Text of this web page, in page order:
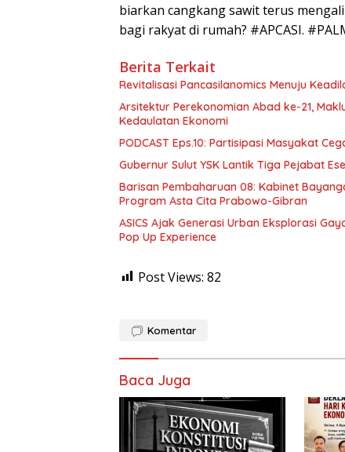
biarkan cangkang sawit terus
bagi rakyat di rumah? #APCASI.
Berita Terkait
Revitalisasi Pancasilanomics Menuju
Arsitektur Perekonomian Abad ke-21,
Kedaulatan Ekonomi
PODCAST Eps.10: Partisipasi Masyakat
Gubernur Sulut YSK Lantik
Barisan Pembaharuan 08: Kabinet
Program Asta Cita Prabowo-Gibran
ASICS Ajak Generasi Urban Eksplorasi
Pop Up Experience
Post Views: 82
Komentar
Baca Juga